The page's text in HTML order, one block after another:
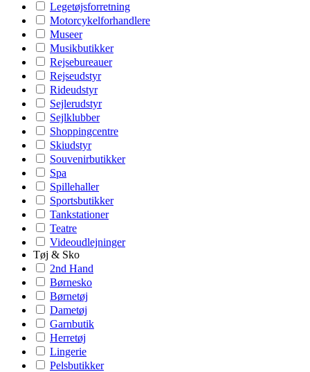
Legetøjsforretning
Motorcykelforhandlere
Museer
Musikbutikker
Rejsebureauer
Rejseudstyr
Rideudstyr
Sejlerudstyr
Sejlklubber
Shoppingcentre
Skiudstyr
Souvenirbutikker
Spa
Spillehaller
Sportsbutikker
Tankstationer
Teatre
Videoudlejninger
Tøj & Sko
2nd Hand
Børnesko
Børnetøj
Dametøj
Garnbutik
Herretøj
Lingerie
Pelsbutikker